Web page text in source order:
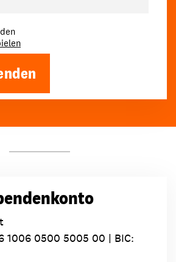
1006 0500 5005 00 | BIC: